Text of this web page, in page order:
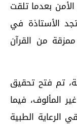
بعدما تلقت
الأستاذة في
من القرآن
تم فتح تحقيق
المألوف، فيما
الرعاية الطبية